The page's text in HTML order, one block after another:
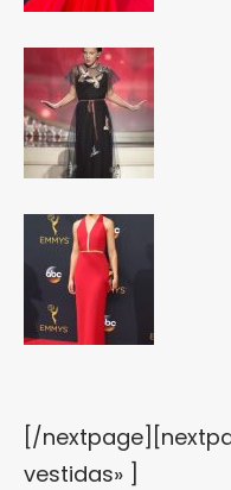
[/
vestidas» ]